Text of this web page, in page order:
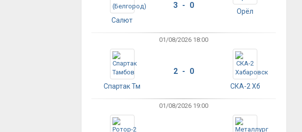
Салют
3 - 0
Орёл
01/08/2026 18:00
Спартак Тм
2 - 0
СКА-2 Хб
01/08/2026 19:00